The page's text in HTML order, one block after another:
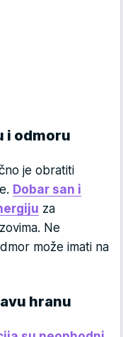
i odmoru
je obratiti
Dobar san i
za
Ne
može imati na
hranu